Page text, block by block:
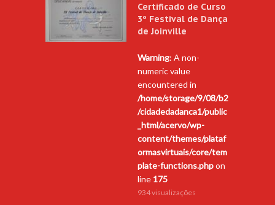
Certificado de Curso
3º Festival de Dança
de Joinville
Warning: A non-
numeric value
encountered in
/home/storage/9/08/b2
/cidadedadanca1/public
_html/acervo/wp-
content/themes/plataf
ormasvirtuais/core/tem
plate-functions.phpon
line 175
934 visualizações